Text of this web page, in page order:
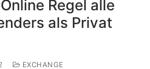
Regel alle
als Privat
EXCHANGE